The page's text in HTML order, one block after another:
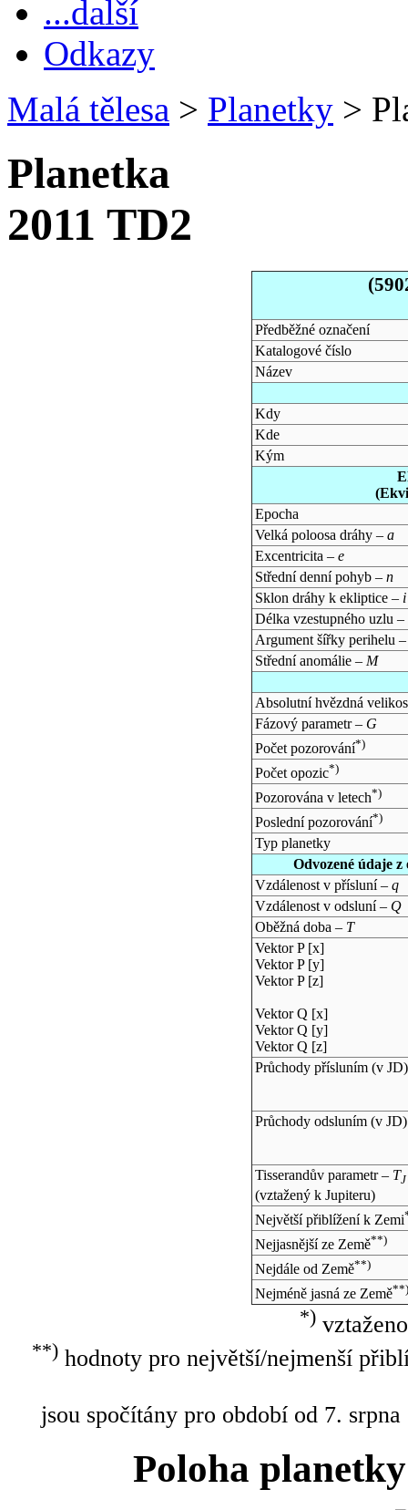
...další
Odkazy
Malá tělesa > Planetky >
Planetka
2011 TD2
Předběžné označení
Katalogové číslo
Název
Kdy
Kde
Kým
Epocha
Velká poloosa dráhy – a
Excentricita – e
Střední denní pohyb – n
Sklon dráhy k ekliptice – i
Délka vzestupného uzlu –
Argument šířky perihelu
Střední anomálie – M
Absolutní hvězdná
Fázový parametr – G
Počet pozorování*)
Počet opozic*)
Pozorována v letech*)
Poslední pozorování*)
Typ planetky
Odvozené údaje
Vzdálenost v přísluní – q
Vzdálenost v odsluní – Q
Oběžná doba – T
Vektor P [x]
Vektor P [y]
Vektor P [z]
Vektor Q [x]
Vektor Q [y]
Vektor Q [z]
Průchody přísluním (v JD)
Průchody odsluním (v JD)
Tisserandův parametr – TJ
(vztažený k Jupiteru)
Největší přiblížení k Zemi
Nejjasnější ze Země**)
Nejdále od Země**)
Nejméně jasná ze Země**)
*)
**)hodnoty pro největší/nejmenší
jsou spočítány pro období od 7.
Poloha